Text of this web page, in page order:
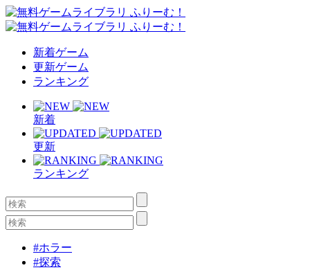
新着ゲーム
更新ゲーム
ランキング
新着
更新
ランキング
#ホラー
#探索